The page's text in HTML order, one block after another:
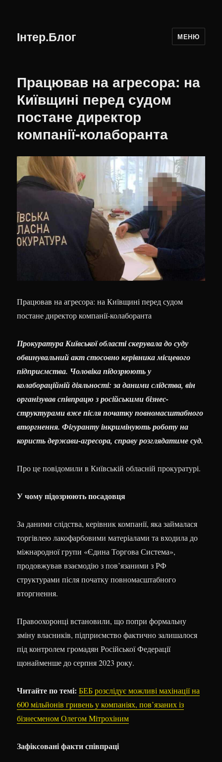
Інтер.Блог МЕНЮ
Працював на агресора: на
Київщині перед судом
постане директор
компанії-колаборанта
Працював на агресора: на Київщині перед судом
постане директор компанії-колаборанта
Прокуратура Київської області скерувала до суду
обвинувальний акт стосовно керівника місцевого
підприємства. Чоловіка підозрюють у
колабораційній діяльності: за даними слідства, він
організував співпрацю з російськими бізнес-
структурами вже після початку повномасштабного
вторгнення. Фігуранту інкримінують роботу на
користь держави-агресора, справу розглядатиме суд.
Про це повідомили в Київській обласній прокуратурі.
У чому підозрюють посадовця
За даними слідства, керівник компанії, яка займалася
торгівлею лакофарбовими матеріалами та входила до
міжнародної групи «Єдина Торгова Система»,
продовжував взаємодію з пов’язаними з РФ
структурами після початку повномасштабного
вторгнення.
Правоохоронці встановили, що попри формальну
зміну власників, підприємство фактично залишалося
під контролем громадян Російської Федерації
щонайменше до серпня 2023 року.
Читайте по темі: БЕБ розслідує можливі махінації на
600 мільйонів гривень у компаніях, пов’язаних із
бізнесменом Олегом Мітрохіним
Зафіксовані факти співпраці